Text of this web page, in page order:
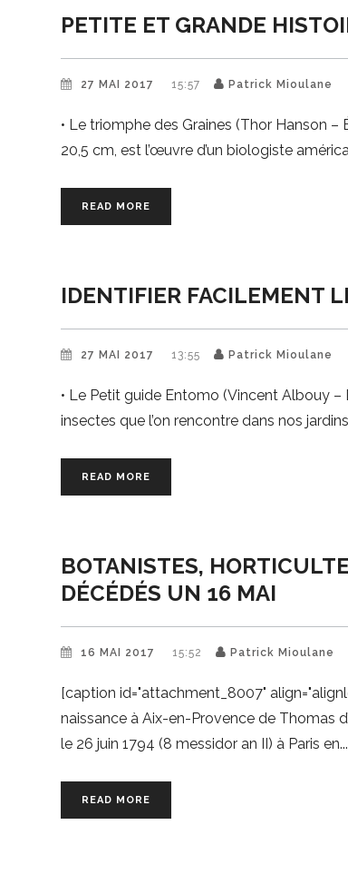
PETITE ET GRANDE
27 MAI 2017 15:57 Patrick Mioulane
• Le triomphe des Graines (Thor Hanson
20,5 cm, est l’œuvre d’un biologiste
READ MORE
IDENTIFIER FACILEMENT
27 MAI 2017 13:55 Patrick Mioulane
• Le Petit guide Entomo (Vincent Albouy –
insectes que l’on rencontre dans nos
READ MORE
BOTANISTES,
DÉCÉDÉS UN 16 MAI
16 MAI 2017 15:52 Patrick Mioulane
[caption id="attachment_8007"
naissance à Aix-en-Provence de Thomas
le 26 juin 1794 (8 messidor an II) à Paris en
READ MORE